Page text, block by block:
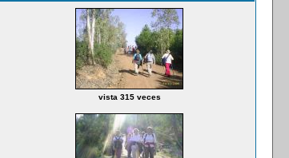
vista 315 veces